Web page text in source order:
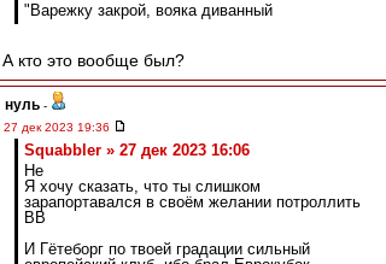
"Варежку закрой, вояка диванный
А кто это вообще был?
нуль -
27 дек 2023 19:36
Squabbler » 27 дек 2023 16:06
Не
Я хочу сказать, что ты слишком
зарапортавался в своём желании потроллить
ВВ
И Гётеборг по твоей градации сильный